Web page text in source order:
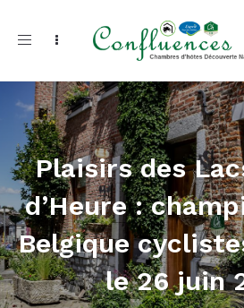
Toggle
Plaisirs des
d’Heure :
Belgique
le 26 juin